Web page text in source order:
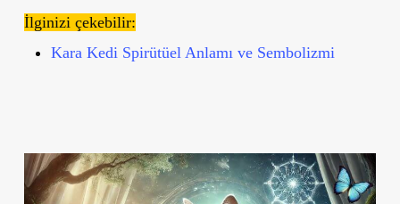
İlginizi çekebilir:
Kara Kedi Spirütüel Anlamı ve Sembolizmi